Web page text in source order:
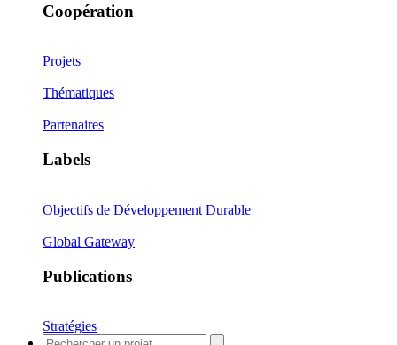
Coopération
Projets
Thématiques
Partenaires
Labels
Objectifs de Développement Durable
Global Gateway
Publications
Stratégies